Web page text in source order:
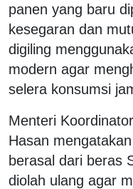
panen yang baru
kesegaran dan
digiling
modern agar
selera konsumsi
Menteri
Hasan
berasal dari beras
diolah ulang agar